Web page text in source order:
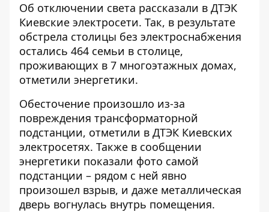
Об отключении света рассказали в ДТЭК
Киевские электросети. Так, в результате
обстрела столицы без электроснабжения
остались 464 семьи в столице,
проживающих в 7 многоэтажных домах,
отметили энергетики.
Обесточение произошло из-за
повреждения трансформаторной
подстанции, отметили в ДТЭК Киевских
электросетях. Также в сообщении
энергетики показали фото самой
подстанции – рядом с ней явно
произошел взрыв, и даже металлическая
дверь вогнулась внутрь помещения.